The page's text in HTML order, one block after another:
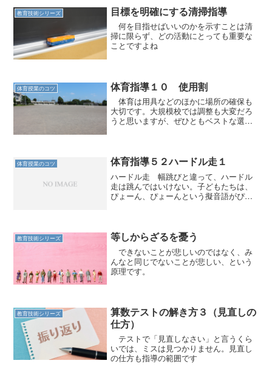
教育技術シリーズ 目標を明確にする清掃指導
何を目指せばいいのかを示すことは清
掃に限らず、どの活動にとっても重要な
ことですよね
体育授業のコツ 体育指導１０ 使用割
体育は用具などのほかに場所の確保も
大切です。大規模校では調整も大変だろ
うと思いますが、ぜひともベストな選択
体育授業のコツ 体育指導５２ハードル走１
ハードル走 幅跳びと違って、ハードル
走は跳んではいけない。子どもたちは、
ぴょーん、ぴょーんという擬音語がぴっ
せ、二人を比べてみると分...
教育技術シリーズ 等しからざるを憂う
できないことが悲しいのではなく、み
んなと同じでないことが悲しい、という
原理です。
教育技術シリーズ
算数テストの解き方３（見直しの
仕方）
テストで「見直しなさい」と言うくら
いでは、ミスは見つかりません。見直し
の仕方も指導の範囲です